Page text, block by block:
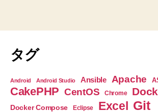
タグ
Android Android Studio Ansible Apache
CakePHP CentOS Chrome
Docker Compose Eclipse Excel Git